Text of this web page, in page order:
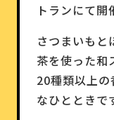
トランにて開
さつまいもと
茶を使った和
20種類以上
なひとときで